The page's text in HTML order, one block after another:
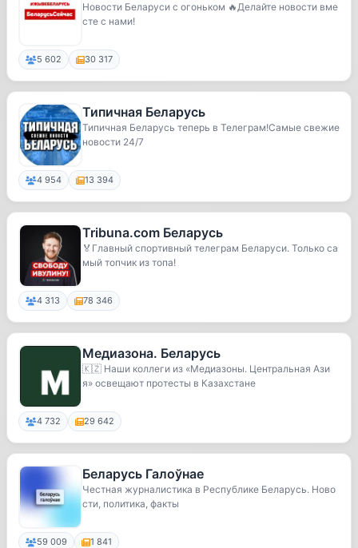
Новости Беларуси с огоньком 🔥Делайте новости вме
сте с нами!
5 602 30 317
Типичная Беларусь
Типичная Беларусь теперь в Телеграм!Самые свежие
новости 24/7
4 954 13 394
Tribuna.com Беларусь
🏅Главный спортивный телеграм Беларуси. Только са
мый топчик из топа!
4 313 78 346
Медиазона. Беларусь
🇰🇿 Наши коллеги из «Медиазоны. Центральная Ази
я» освещают протесты в Казахстане
4 732 29 642
Беларусь Галоўнае
Честная журналистика в Республике Беларусь. Ново
сти, политика, факты
59 009 1 841